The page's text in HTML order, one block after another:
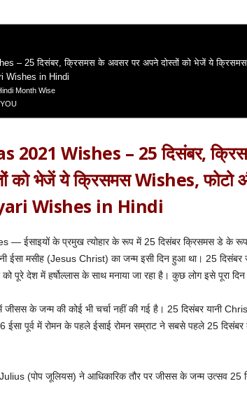
– 25 दिसंबर, क्रिसमस के अवसर पर अपने दोस्तों को भेजें ये
Wishes in Hindi
Month Wise
2021 Wishes – 25 दिसंबर,
को भेजें ये क्रिसमस Wishes, फोटो
Wishes in Hindi
ईसाइयों के प्रमुख त्योहार के रूप में 25 दिसंबर क्रिसमस डे के रूप
ईसा मसीह (Jesus Christ) का जन्म इसी दिन हुआ था। 25 दिसंबर
पूरे देश में हर्षोल्लास के साथ मनाया जा रहा है। कुछ लोग इसे पूरा
में जीसस के जन्म की कोई भी चर्चा नहीं की गई है। 25 दिसंबर यानी
ईसा पूर्व में रोमन के पहले ईसाई रोमन सम्राट ने सबसे पहले 25
(पोप जूलियस) ने आधिकारिक तौर पर जीसस के जन्म उत्सव 25